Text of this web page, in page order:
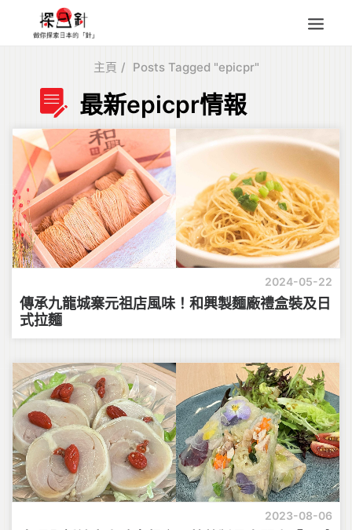
四國
中部
人氣目的地
本地情報
東瀛特集
旅遊商品
Search
主頁 Posts Tagged "epicpr"
最新epicpr情報
2024-05-22
傳承九龍城寨元祖店風味！和興製麵廠禮盒裝及日
式拉麵
2023-08-06